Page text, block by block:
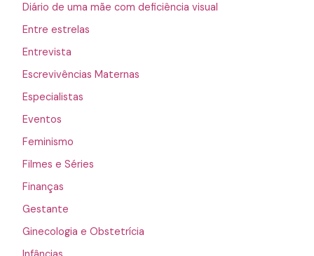
Diário de uma mãe com deficiência visual
Entre estrelas
Entrevista
Escrevivências Maternas
Especialistas
Eventos
Feminismo
Filmes e Séries
Finanças
Gestante
Ginecologia e Obstetrícia